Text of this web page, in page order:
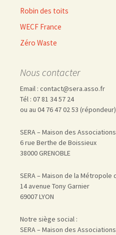
Robin des toits
WECF France
Zéro Waste
Nous contacter
Email : contact@sera.asso.fr
Tél : 07 81 34 57 24
ou au 04 76 47 02 53 (répondeur)
SERA – Maison des
6 rue Berthe de Boissieux
38000 GRENOBLE
SERA – Maison de la Métropole
14 avenue Tony Garnier
69007 LYON
Notre siège social :
SERA – Maison des